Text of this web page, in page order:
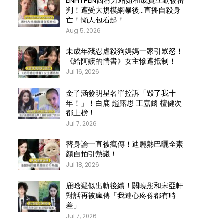
判！遭受大規模網暴後…直播自殺身
亡！懶人包看起！
Aug 5, 2026
未成年殘忍虐殺狗媽媽一家引眾怒！
《給阿嬤的情書》女主慘遭抵制！
Jul 16, 2026
金子涵發明星名單控訴「毀了我十
年！」！白鹿 趙露思 王嘉爾 檀健次
都上榜！
Jul 7, 2026
替身論一直被瘋傳！迪麗熱巴曬全素
顏自拍引熱議！
Jul 18, 2026
鹿晗疑似出軌後續！關曉彤和宋亞軒
對話再被瘋傳「我連心疼你都有時
差」
Jul 7, 2026